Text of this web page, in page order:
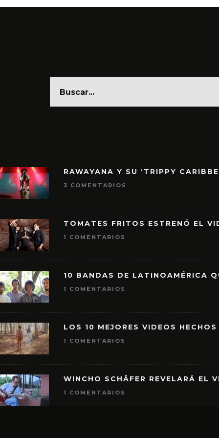
RAWAYANA Y SU ‘TRIPPY
3 COMENTARIOS
TOMATES FRITOS ESTRENÓ EL
1 COMENTARIOS
10 BANDAS DE LATINOAMÉRICA
1 COMENTARIOS
LOS 10 MEJORES VIDEOS
1 COMENTARIOS
WINCHO SCHÄFER REVELARÁ EL
1 COMENTARIOS